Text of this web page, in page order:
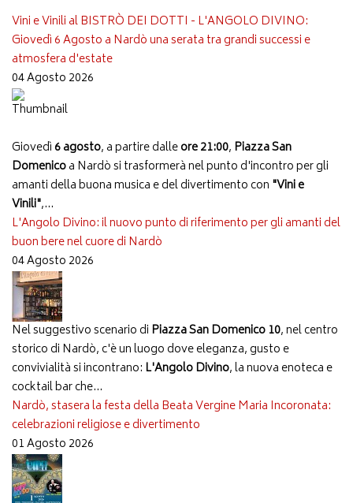
Vini e Vinili al BISTRÒ DEI DOTTI - L'ANGOLO DIVINO:
Giovedì 6 Agosto a Nardò una serata tra grandi successi e
atmosfera d'estate
04 Agosto 2026
Giovedì 6 agosto, a partire dalleore 21:00, Piazza San
Domenicoa Nardò si trasformerà nel punto d'incontro per gli
amanti della buona musica e del divertimento con "Vini e
Vinili",...
L'Angolo Divino: il nuovo punto di riferimento per gli amanti del
buon bere nel cuore di Nardò
04 Agosto 2026
Nel suggestivo scenario di Piazza San Domenico 10, nel centro
storico di Nardò, c'è un luogo dove eleganza, gusto e
convivialità si incontrano: L'Angolo Divino, la nuova enoteca e
cocktail bar che...
Nardò, stasera la festa della Beata Vergine Maria Incoronata:
celebrazioni religiose e divertimento
01 Agosto 2026